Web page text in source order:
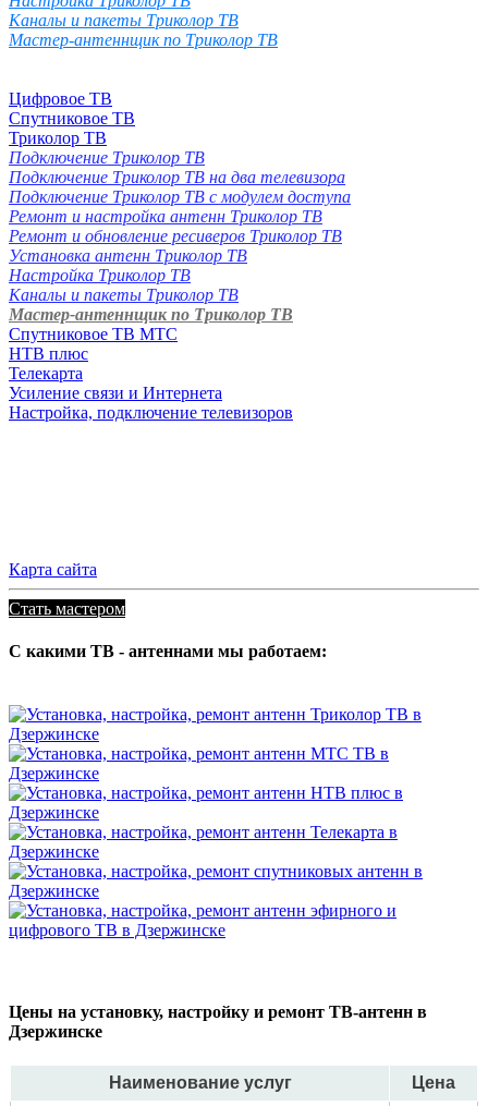
Каналы и пакеты Триколор ТВ
Мастер-антеннщик по Триколор ТВ
Цифровое ТВ
Спутниковое ТВ
Триколор ТВ
Подключение Триколор ТВ
Подключение Триколор ТВ на два телевизора
Подключение Триколор ТВ с модулем доступа
Ремонт и настройка антенн Триколор ТВ
Ремонт и обновление ресиверов Триколор ТВ
Установка антенн Триколор ТВ
Настройка Триколор ТВ
Каналы и пакеты Триколор ТВ
Мастер-антеннщик по Триколор ТВ
Спутниковое ТВ МТС
НТВ плюс
Телекарта
Усиление связи и Интернета
Настройка, подключение телевизоров
Карта сайта
Стать мастером
С какими ТВ - антеннами мы работаем:
Цены на установку, настройку и ремонт ТВ-антенн в
Дзержинске
Наименование услуг
Цена